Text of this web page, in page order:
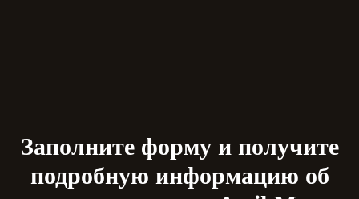
Заполните форму и получите
подробную информацию об